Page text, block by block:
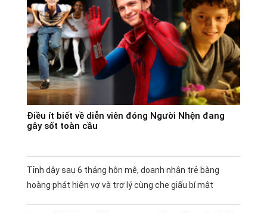
Điều ít biết về diễn viên đóng Người Nhện đang
gây sốt toàn cầu
Tỉnh dậy sau 6 tháng hôn mê, doanh nhân trẻ bàng
hoàng phát hiện vợ và trợ lý cùng che giấu bí mật